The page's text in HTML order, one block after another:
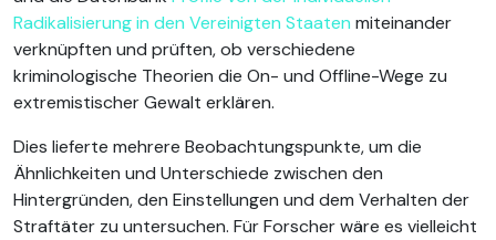
Radikalisierung in den Vereinigten Staaten miteinander
verknüpften und prüften, ob verschiedene
kriminologische Theorien die On- und Offline-Wege zu
extremistischer Gewalt erklären.
Dies lieferte mehrere Beobachtungspunkte, um die
Ähnlichkeiten und Unterschiede zwischen den
Hintergründen, den Einstellungen und dem Verhalten der
Straftäter zu untersuchen. Für Forscher wäre es vielleicht